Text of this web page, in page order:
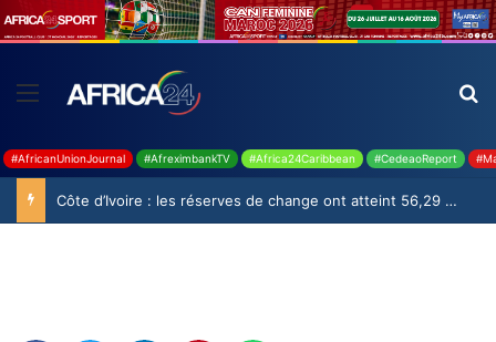
#AfricanUnionJournal #AfreximbankTV #Africa24Caribbean #CedeaoReport
Côte d’Ivoire : les réserves de change ont atteint 56,29 milliards USD en juillet